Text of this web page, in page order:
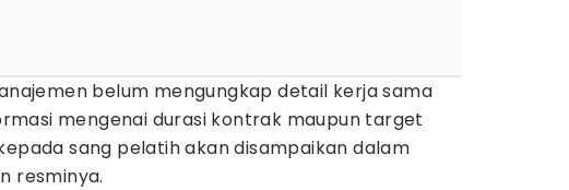
belum mengungkap detail kerja sama
mengenai durasi kontrak maupun target
sang pelatih akan disampaikan dalam
resminya.